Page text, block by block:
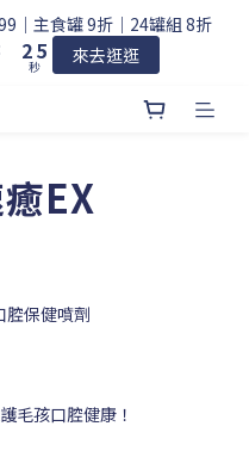
｜主食罐 9折｜24罐組 8折
3
2
1
5
4
3
秒 來去逛逛
EX
腔保健噴劑
毛孩口腔健康！